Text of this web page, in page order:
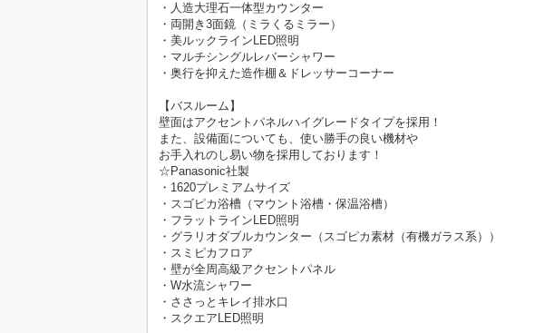
・人造大理石一体型カウンター
・両開き3面鏡（ミラくるミラー）
・美ルックラインLED照明
・マルチシングルレバーシャワー
・奥行を抑えた造作棚＆ドレッサーコーナー
【バスルーム】
壁面はアクセントパネルハイグレードタイプを採用！
また、設備面についても、使い勝手の良い機材や
お手入れのし易い物を採用しております！
☆Panasonic社製
・1620プレミアムサイズ
・スゴピカ浴槽（マウント浴槽・保温浴槽）
・フラットラインLED照明
・グラリオダブルカウンター（スゴピカ素材（有機ガラス系））
・スミピカフロア
・壁が全周高級アクセントパネル
・W水流シャワー
・ささっとキレイ排水口
・スクエアLED照明